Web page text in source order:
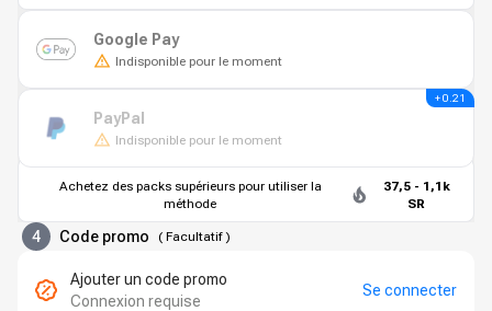
Google Pay
Indisponible pour le moment
PayPal
Indisponible pour le moment
+ 0.21
Achetez des packs supérieurs pour utiliser la
méthode
37,5 - 1,1k
SR
4 Code promo ( Facultatif)
Ajouter un code promo
Connexion requise
Se connecter